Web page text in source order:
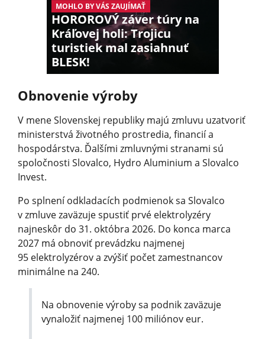
MOHLO BY VÁS ZAUJÍMAŤ
HOROROVÝ záver túry na
Kráľovej holi: Trojicu
turistiek mal zasiahnuť
BLESK!
Obnovenie výroby
V mene Slovenskej republiky majú zmluvu uzatvoriť
ministerstvá životného prostredia, financií a
hospodárstva. Ďalšími zmluvnými stranami sú
spoločnosti Slovalco, Hydro Aluminium a Slovalco
Invest.
Po splnení odkladacích podmienok sa Slovalco
v zmluve zaväzuje spustiť prvé elektrolyzéry
najneskôr do 31. októbra 2026. Do konca marca
2027 má obnoviť prevádzku najmenej
95 elektrolyzérov a zvýšiť počet zamestnancov
minimálne na 240.
Na obnovenie výroby sa podnik zaväzuje
vynaložiť najmenej 100 miliónov eur.